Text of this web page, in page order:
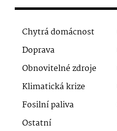
Chytrá domácnost
Doprava
Obnovitelné zdroje
Klimatická krize
Fosilní paliva
Ostatní